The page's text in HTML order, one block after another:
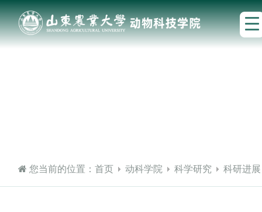
您当前的位置：首页 动科学院 科学研究 科研进展